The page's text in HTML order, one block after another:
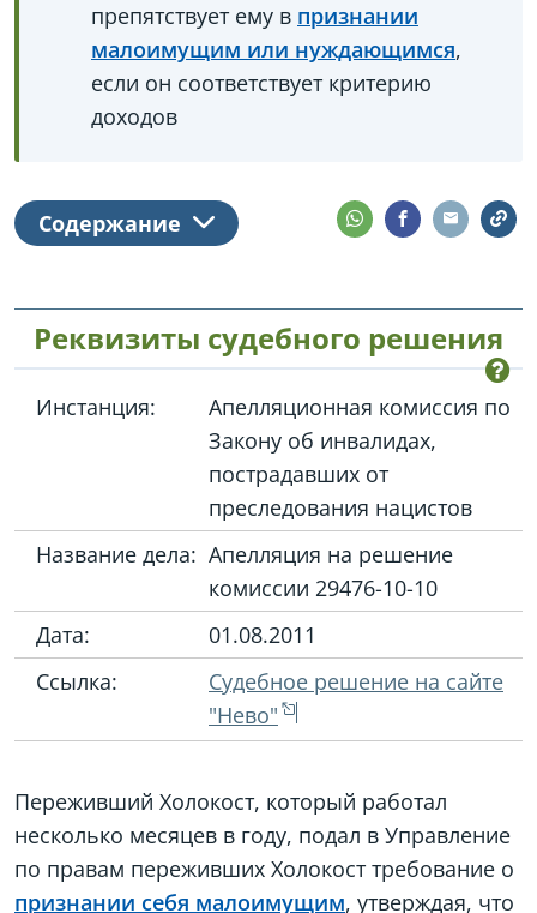
препятствует ему в признании
малоимущим или нуждающимся,
если он соответствует критерию
доходов
Содержание
Реквизиты судебного решения
Инстанция:
Апелляционная комиссия по
Закону об инвалидах,
пострадавших от
преследования нацистов
Название дела: Апелляция на решение
комиссии 29476-10-10
Дата:
01.08.2011
Ссылка:
Судебное решение на сайте
"Нево"
Переживший Холокост, который работал
несколько месяцев в году, подал в Управление
по правам переживших Холокост требование о
признании себя малоимущим, утверждая, что